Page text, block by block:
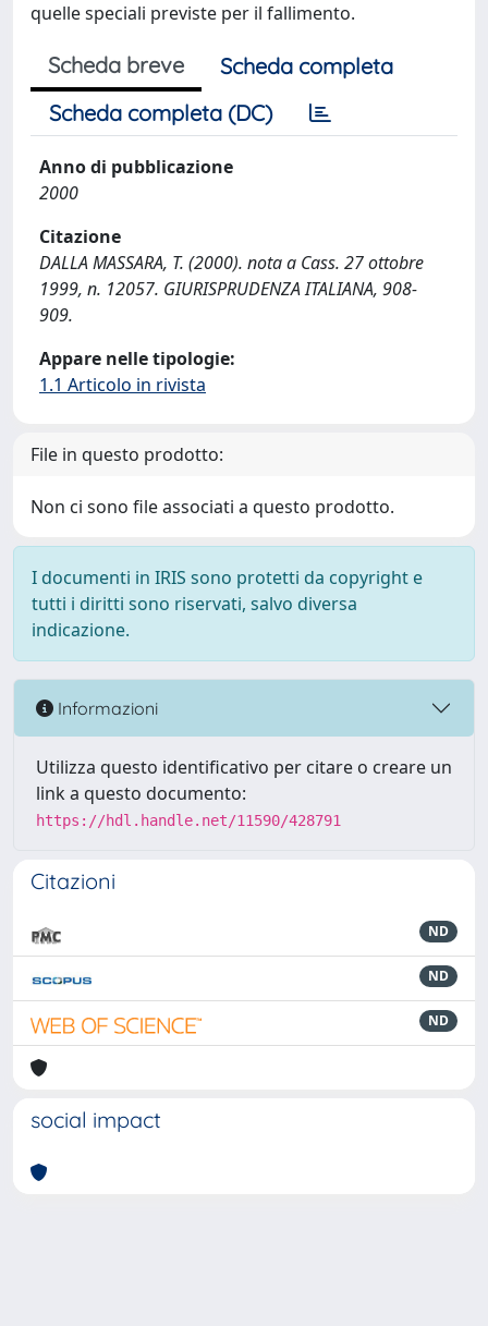
quelle speciali previste per il fallimento.
Scheda breve
Scheda completa
Scheda completa (DC)
Anno di pubblicazione
2000
Citazione
DALLA MASSARA, T. (2000). nota a Cass. 27 ottobre
1999, n. 12057. GIURISPRUDENZA ITALIANA, 908-
909.
Appare nelle tipologie:
1.1 Articolo in rivista
File in questo prodotto:
Non ci sono file associati a questo prodotto.
I documenti in IRIS sono protetti da copyright e
tutti i diritti sono riservati, salvo diversa
indicazione.
Informazioni
Utilizza questo identificativo per citare o creare un
link a questo documento:
https://hdl.handle.net/11590/428791
Citazioni
ND
ND
ND
social impact